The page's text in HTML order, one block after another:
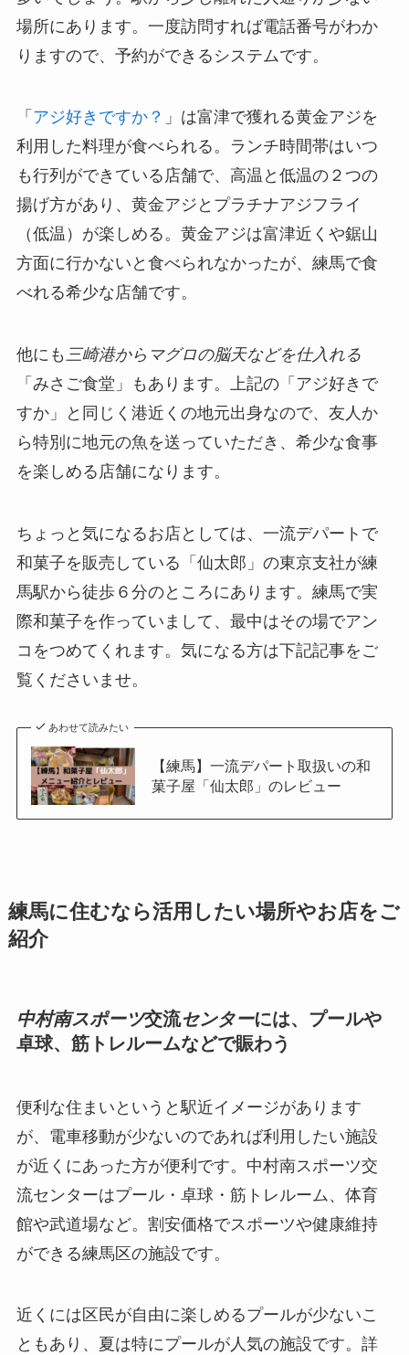
場所にあります。一度訪問すれば電話番号がわか
りますので、予約ができるシステムです。
「 アジ好きですか？ 」は富津で獲れる黄金アジを
利用した料理が食べられる。ランチ時間帯はいつ
も行列ができている店舗で、高温と低温の２つの
揚げ方があり、黄金アジとプラチナアジフライ
（低温）が楽しめる。黄金アジは富津近くや鋸山
方面に行かないと食べられなかったが、練馬で食
べれる希少な店舗です。
他にも三崎港からマグロの脳天などを仕入れる
「みさご食堂」もあります。上記の「アジ好きで
すか」と同じく港近くの地元出身なので、友人か
ら特別に地元の魚を送っていただき、希少な食事
を楽しめる店舗になります。
ちょっと気になるお店としては、一流デパートで
和菓子を販売している「仙太郎」の東京支社が練
馬駅から徒歩６分のところにあります。練馬で実
際和菓子を作っていまして、最中はその場でアン
コをつめてくれます。気になる方は下記記事をご
覧くださいませ。
あわせて読みたい
【練馬】一流デパート取扱いの和
菓子屋「仙太郎」のレビュー
練馬に住むなら活用したい場所やお店をご
紹介
中村南スポーツ交流センターには、プールや
卓球、筋トレルームなどで賑わう
便利な住まいというと駅近イメージがあります
が、電車移動が少ないのであれば利用したい施設
が近くにあった方が便利です。中村南スポーツ交
流センターはプール・卓球・筋トレルーム、体育
館や武道場など。割安価格でスポーツや健康維持
ができる練馬区の施設です。
近くには区民が自由に楽しめるプールが少ないこ
ともあり、夏は特にプールが人気の施設です。詳